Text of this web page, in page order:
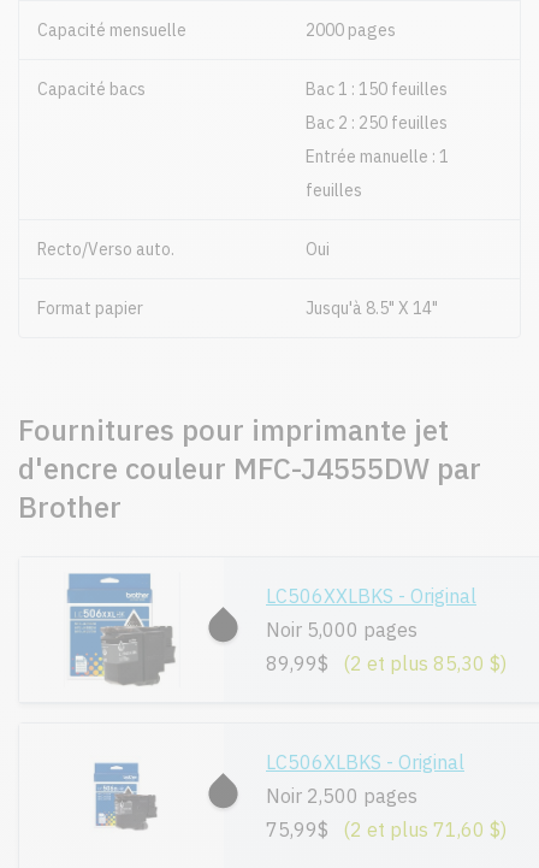
Capacité mensuelle 2000 pages
Capacité bacs
Bac 1 : 150 feuilles
Bac 2 : 250 feuilles
Entrée manuelle : 1
feuilles
Recto/Verso auto. Oui
Format papier Jusqu'à 8.5" X 14"
Fournitures pour imprimante jet
d'encre couleur MFC-J4555DW par
Brother
LC506XXLBKS - Original
Noir 5,000 pages
89,99$
(2 et plus 85,30 $)
LC506XLBKS - Original
Noir 2,500 pages
75,99$
(2 et plus 71,60 $)